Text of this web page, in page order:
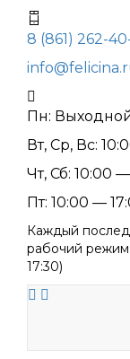
8 (861) 262-
Пн:
Вт, Ср, Вс:
Чт, Сб: 10:00
Пт: 10:00 —
Каждый
рабочий режим
17:30)